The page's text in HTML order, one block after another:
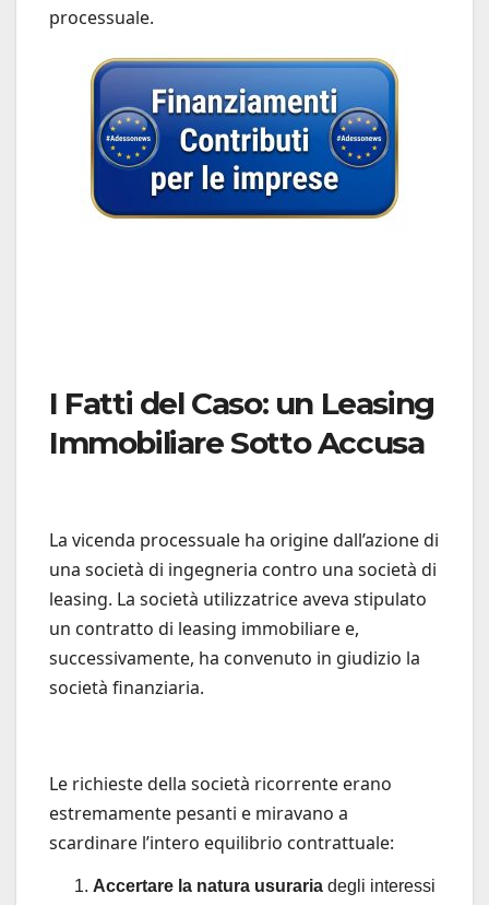
processuale.
I Fatti del Caso: un Leasing
Immobiliare Sotto Accusa
La vicenda processuale ha origine dall’azione di
una società di ingegneria contro una società di
leasing. La società utilizzatrice aveva stipulato
un contratto di leasing immobiliare e,
successivamente, ha convenuto in giudizio la
società finanziaria.
Le richieste della società ricorrente erano
estremamente pesanti e miravano a
scardinare l’intero equilibrio contrattuale:
Accertare la natura usuraria degli interessi